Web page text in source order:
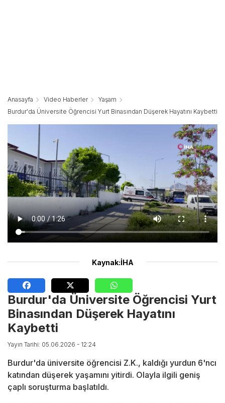
Anasayfa Video Haberler
Yaşam
Burdur'da Üniversite Öğrencisi Yurt Binasından Düşerek Hayatını Kaybetti
Kaynak:İHA
Burdur'da Üniversite Öğrencisi Yurt
Binasından Düşerek Hayatını
Kaybetti
Yayın Tarihi: 05.06.2026 - 12:24
Burdur'da üniversite öğrencisi Z.K., kaldığı yurdun 6'ncı
katından düşerek yaşamını yitirdi. Olayla ilgili geniş
çaplı soruşturma başlatıldı.